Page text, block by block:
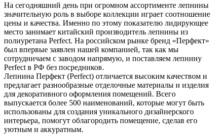
На сегодняшний день при огромном ассортименте лепнины
значительную роль в выборе коллекции играет соотношение
цены и качества. Именно по этому показателю лидирующее
место занимает китайский производитель лепнины из
полиуретана Perfect. На российском рынке бренд «Перфект»
был впервые заявлен нашей компанией, так как мы
сотрудничаем с заводом напрямую, и поставляем лепнину
Perfect в РФ без посредников.
Лепнина Перфект (Perfect) отличается высоким качеством и
предлагает разнообразные отделочные материалы и изделия
для декоративного оформления помещений. Всего
выпускается более 500 наименований, которые могут быть
использованы для создания уникального дизайнерского
интерьера, помогут облагородить помещение, сделав его
уютным и аккуратным.